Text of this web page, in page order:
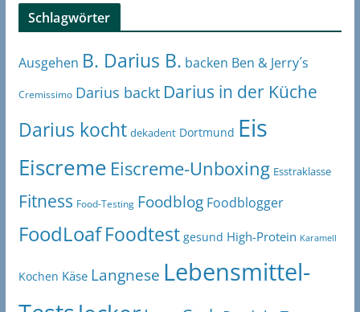
Schlagwörter
Ausgehen B. Darius B. backen Ben & Jerry´s
Cremissimo Darius backt Darius in der Küche
Darius kocht dekadent Dortmund Eis
Eiscreme Eiscreme-Unboxing Esstraklasse
Fitness Food-Testing Foodblog Foodblogger
FoodLoaf Foodtest gesund High-Protein Karamell
Kochen Käse Langnese Lebensmittel-